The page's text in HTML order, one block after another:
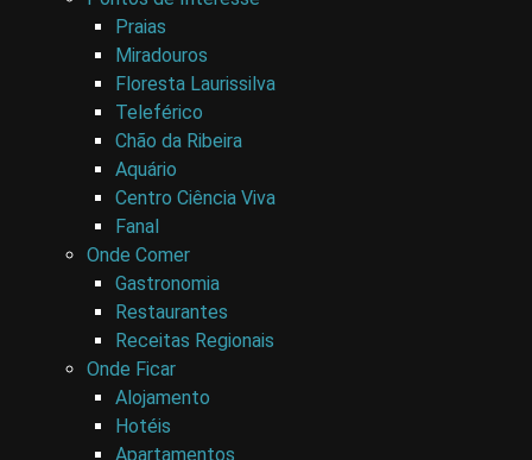
Praias
Miradouros
Floresta Laurissilva
Teleférico
Chão da Ribeira
Aquário
Centro Ciência Viva
Fanal
Onde Comer
Gastronomia
Restaurantes
Receitas Regionais
Onde Ficar
Alojamento
Hotéis
Apartamentos